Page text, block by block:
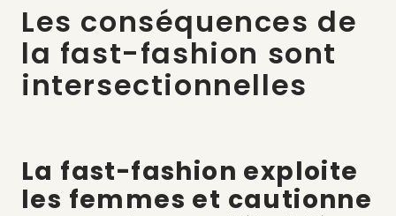
Les conséquences de
la fast-fashion sont
intersectionnelles
La fast-fashion exploite
les femmes et cautionne